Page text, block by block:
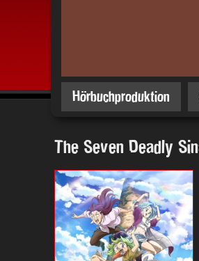
Hörbuchproduktion
The Seven Deadly